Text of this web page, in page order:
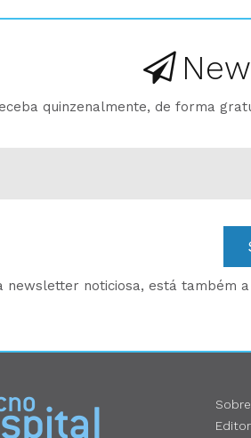
quinzenalmente, de forma
newsletter noticiosa, está também